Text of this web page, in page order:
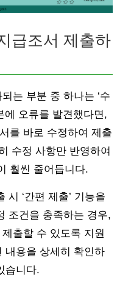
급조서 제출하
는 부분 중 하나는 ‘수
에 오류를 발견했다면,
를 바로 수정하여 제출
수정 사항만 반영하여
훨씬 줄어듭니다.
시 ‘간편 제출’ 기능을
조건을 충족하는 경우,
출할 수 있도록 지원
내용을 상세히 확인하
습니다.